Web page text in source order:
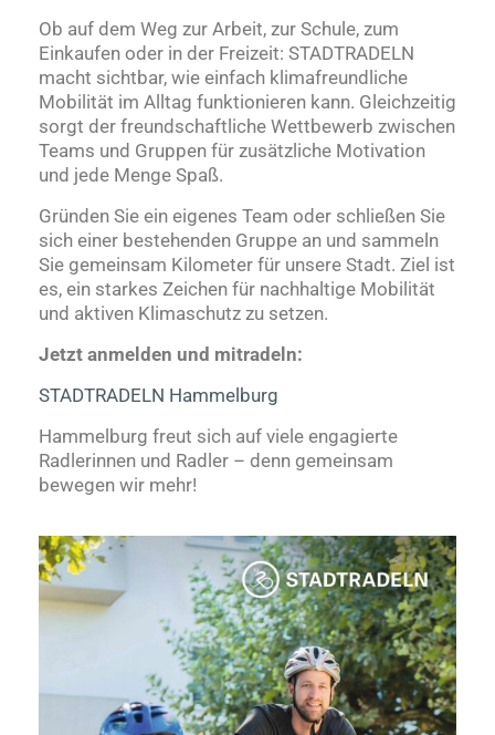
Ob auf dem Weg zur Arbeit, zur Schule, zum
Einkaufen oder in der Freizeit: STADTRADELN
macht sichtbar, wie einfach klimafreundliche
Mobilität im Alltag funktionieren kann. Gleichzeitig
sorgt der freundschaftliche Wettbewerb zwischen
Teams und Gruppen für zusätzliche Motivation
und jede Menge Spaß.
Gründen Sie ein eigenes Team oder schließen Sie
sich einer bestehenden Gruppe an und sammeln
Sie gemeinsam Kilometer für unsere Stadt. Ziel ist
es, ein starkes Zeichen für nachhaltige Mobilität
und aktiven Klimaschutz zu setzen.
Jetzt anmelden und mitradeln:
STADTRADELN Hammelburg
Hammelburg freut sich auf viele engagierte
Radlerinnen und Radler – denn gemeinsam
bewegen wir mehr!